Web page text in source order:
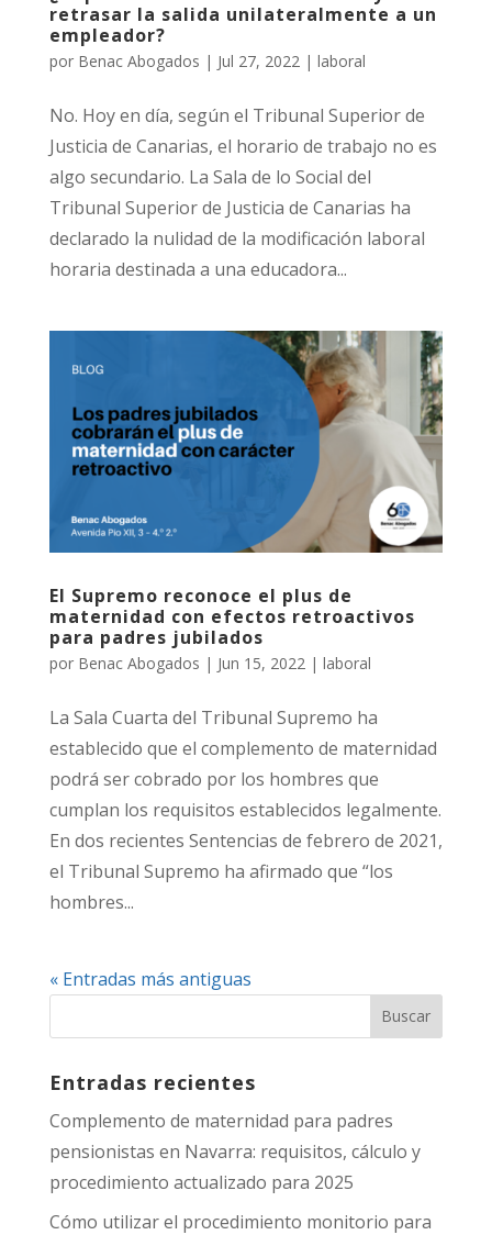
retrasar la salida unilateralmente a un
empleador?
por Benac Abogados | Jul 27, 2022| laboral
No. Hoy en día, según el Tribunal Superior de
Justicia de Canarias, el horario de trabajo no es
algo secundario. La Sala de lo Social del
Tribunal Superior de Justicia de Canarias ha
declarado la nulidad de la modificación laboral
horaria destinada a una educadora...
El Supremo reconoce el plus de
maternidad con efectos retroactivos
para padres jubilados
por Benac Abogados | Jun 15, 2022 | laboral
La Sala Cuarta del Tribunal Supremo ha
establecido que el complemento de maternidad
podrá ser cobrado por los hombres que
cumplan los requisitos establecidos legalmente.
En dos recientes Sentencias de febrero de 2021,
el Tribunal Supremo ha afirmado que “los
hombres...
« Entradas más antiguas
Entradas recientes
Complemento de maternidad para padres
pensionistas en Navarra: requisitos, cálculo y
procedimiento actualizado para 2025
Cómo utilizar el procedimiento monitorio para